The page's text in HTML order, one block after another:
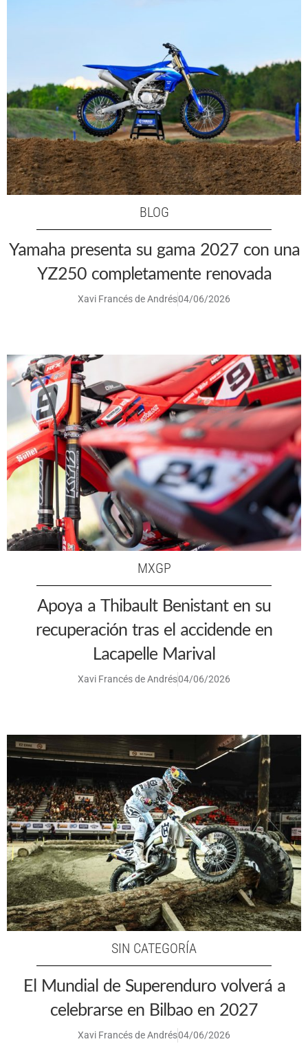
BLOG
Yamaha presenta su gama 2027 con una
YZ250 completamente renovada
Xavi Francés de Andrés04/06/2026
MXGP
Apoya a Thibault Benistant en su
recuperación tras el accidende en
Lacapelle Marival
Xavi Francés de Andrés04/06/2026
SIN CATEGORÍA
El Mundial de Superenduro volverá a
celebrarse en Bilbao en 2027
Xavi Francés de Andrés04/06/2026